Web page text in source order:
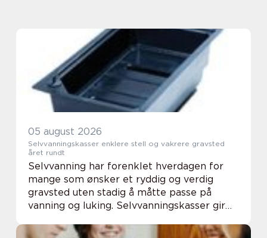
05 august 2026
Selvvanningskasser enklere stell og vakrere gravsted
året rundt
Selvvanning har forenklet hverdagen for
mange som ønsker et ryddig og verdig
gravsted uten stadig å måtte passe på
vanning og luking. Selvvanningskasser gir
og reduserer tungt stell. Særlig for